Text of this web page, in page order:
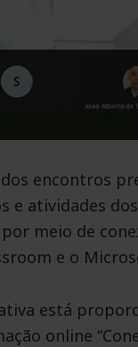
encontros
e atividades
por meio de
e o
está
online